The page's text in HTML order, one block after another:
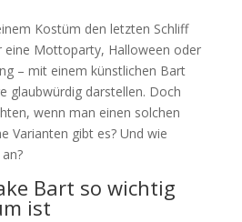
Kostüm den letzten Schliff
eine Mottoparty, Halloween oder
– mit einem künstlichen Bart
glaubwürdig darstellen. Doch
wenn man einen solchen
Varianten gibt es? Und wie
Bart so wichtig
ist